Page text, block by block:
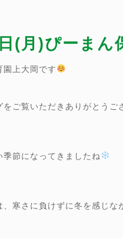
(月)ぴーまん
園上大岡です
をご覧いただきありがとうご
季節になってきましたね
、寒さに負けずに冬を感じな